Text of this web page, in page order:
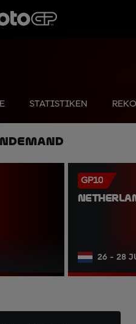
STATISTIKEN
GP10
26 - 28